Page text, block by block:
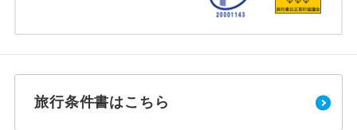
旅行条件書はこちら